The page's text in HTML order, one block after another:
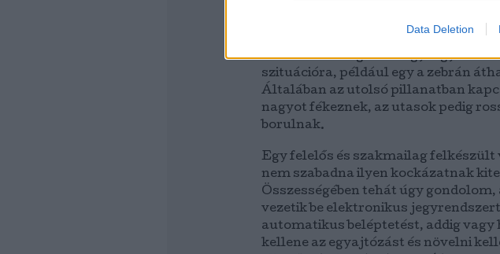
Data Deletion
a második kategóriába tartozó
jelentette megterhelés miatt
azaz későn reagálnak egy-egy
szituációra, például egy a zebrán
Általában az utolsó pillanatban
nagyot fékeznek, az utasok pedig
borulnak.
Egy felelős és szakmailag felkészült
nem szabadna ilyen kockázatnak
Összességében tehát úgy gondolom,
vezetik be elektronikus
automatikus beléptetést, addig vagy
kellene az egyajtózást és növelni